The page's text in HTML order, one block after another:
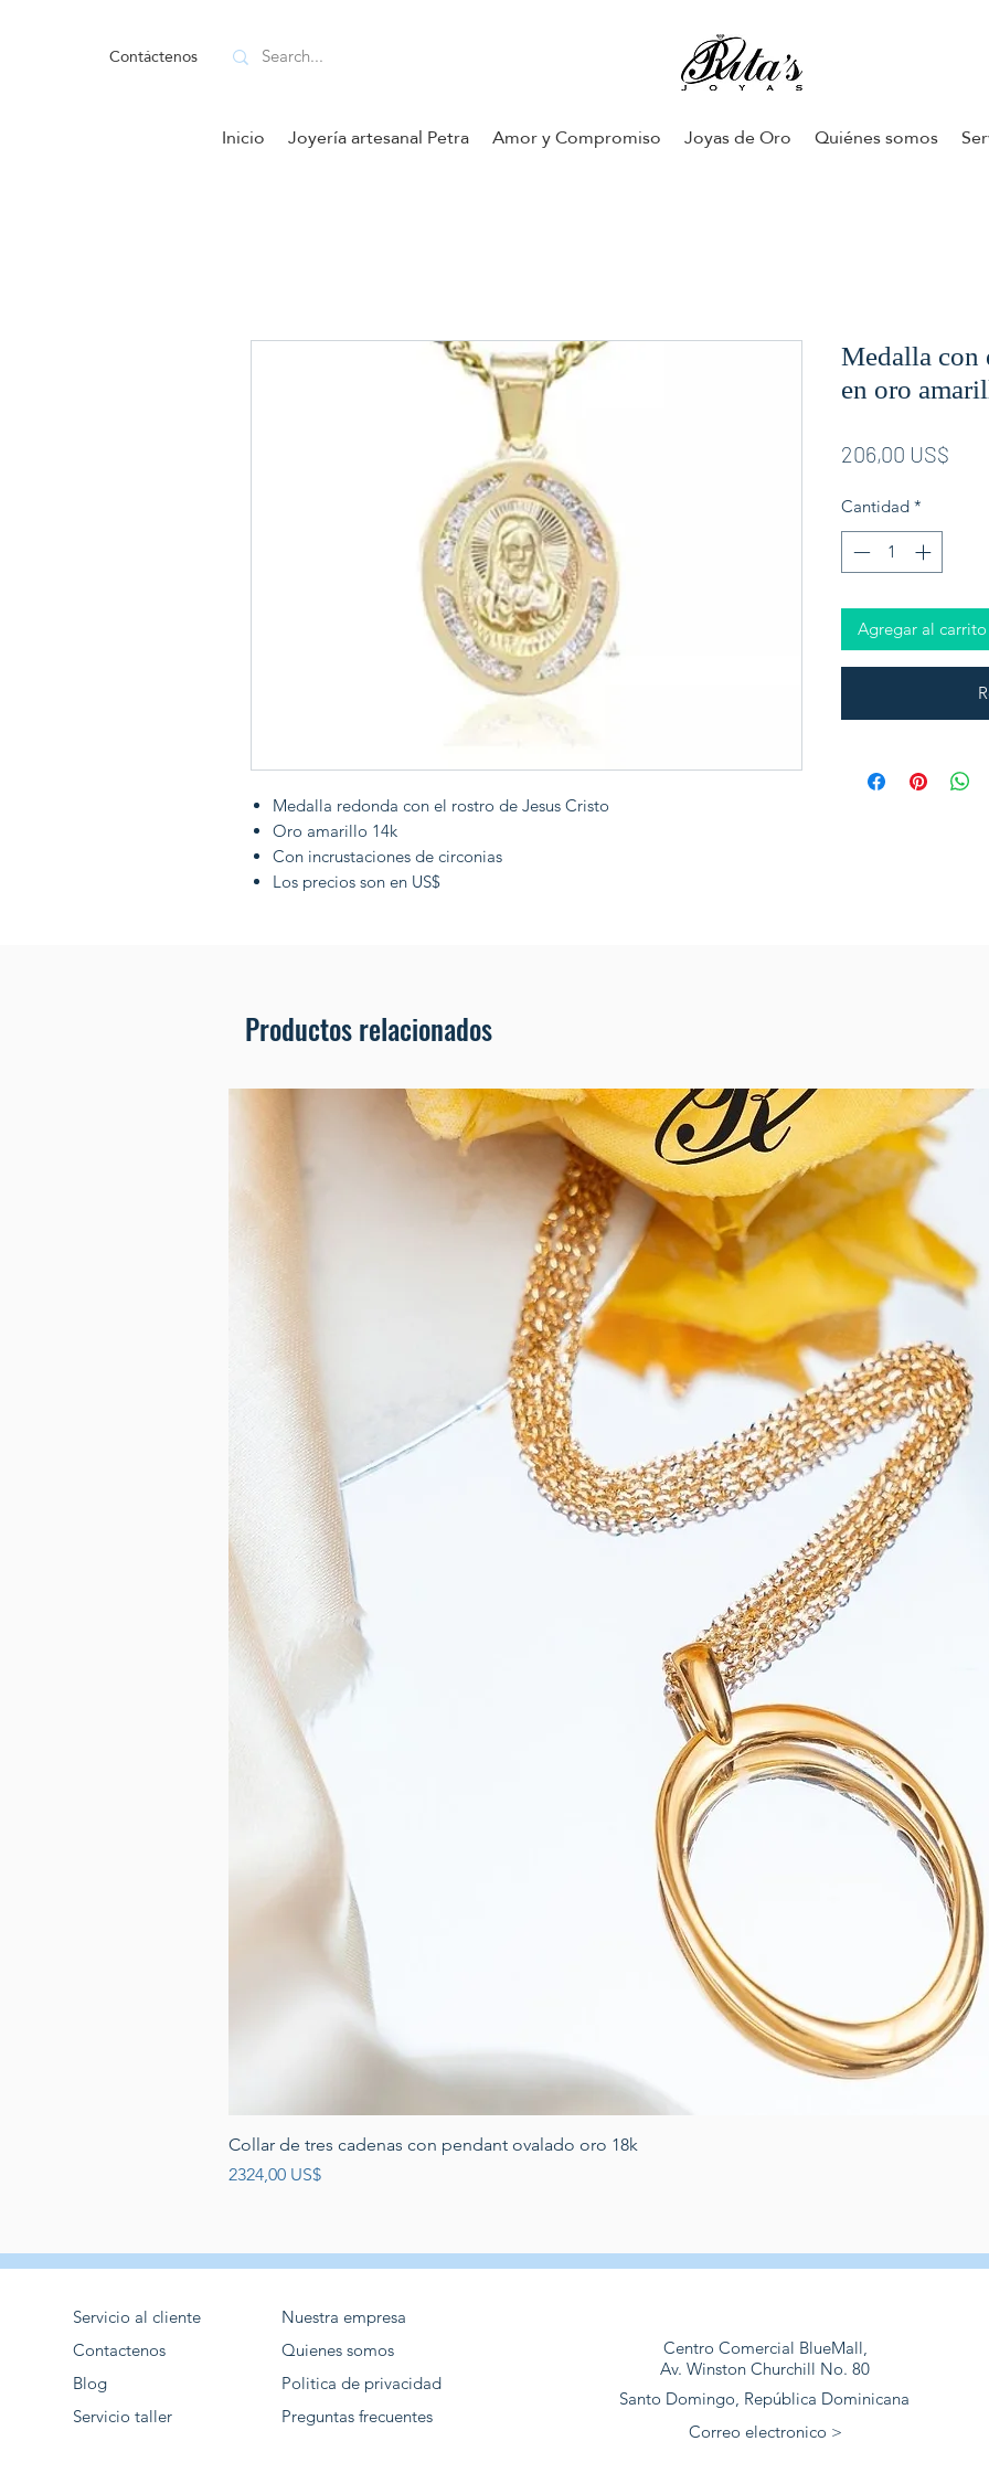
Contáctenos
Inicio Joyería artesanal Petra Amor y Compromiso Joyas de Oro Quiénes somos
Medalla redonda con el rostro de Jesus Cristo
Oro amarillo 14k
Con incrustaciones de circonias
Los precios son en US$
Medalla con
en oro
206,00 US$
Cantidad *
Agregar al carrito
Productos relacionados
Collar de tres cadenas con pendant ovalado oro 18k
Precio
2324,00 US$
Servicio al cliente
Contactenos
Blog
Servicio taller
Nuestra empresa
Quienes somos
Politica de privacidad
Preguntas frecuentes
Centro Comercial BlueMall,
Av. Winston Churchill No. 80
Santo Domingo, República Dominicana
Correo electronico >